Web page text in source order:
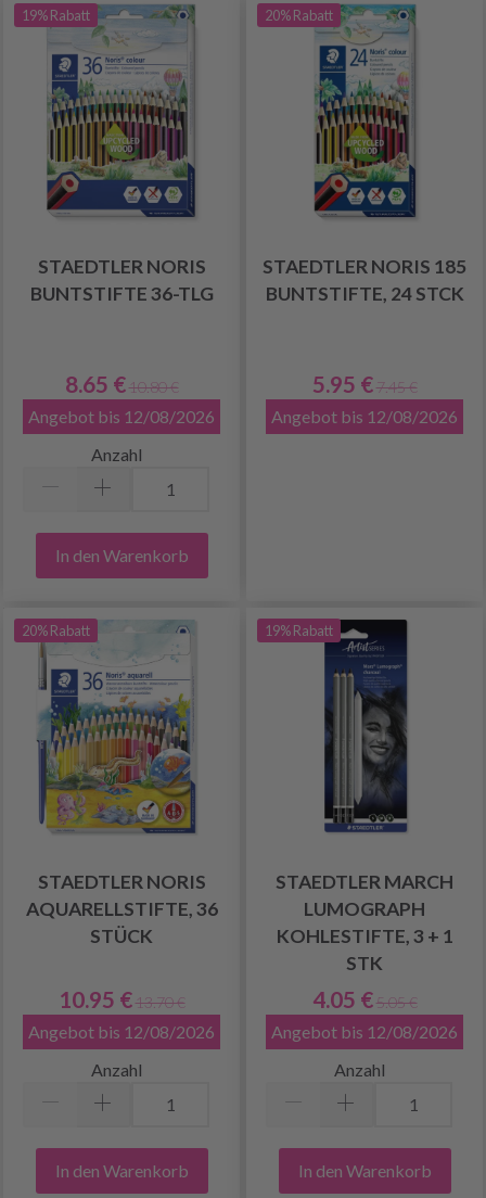
19% Rabatt
STAEDTLER NORIS
BUNTSTIFTE 36-TLG
8.65 € 10.80 €
Angebot bis 12/08/2026
Anzahl
In den Warenkorb
20% Rabatt
STAEDTLER NORIS 185
BUNTSTIFTE, 24 STCK
5.95 € 7.45 €
Angebot bis 12/08/2026
20% Rabatt
STAEDTLER NORIS
AQUARELLSTIFTE, 36
STÜCK
10.95 € 13.70 €
Angebot bis 12/08/2026
Anzahl
In den Warenkorb
19% Rabatt
STAEDTLER MARCH
LUMOGRAPH
KOHLESTIFTE, 3 + 1
STK
4.05 € 5.05 €
Angebot bis 12/08/2026
Anzahl
In den Warenkorb